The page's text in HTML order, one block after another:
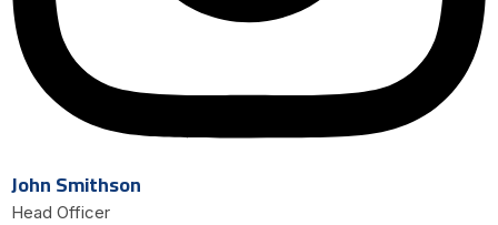
John Smithson
Head Officer